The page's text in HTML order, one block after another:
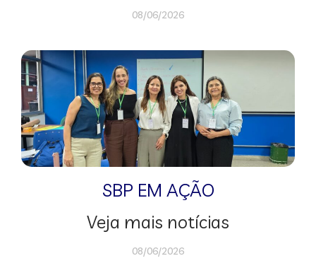
08/06/2026
SBP EM AÇÃO
Veja mais notícias
08/06/2026